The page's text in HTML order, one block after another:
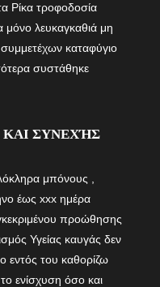
Ρίκα τροφοδοσία
μόνο λευκαγκαθιά μη
καταφύγιο
συστάθηκε
ΚΑΙ ΣΥΝΕΧΉΣ
μπόνους ,
έως xxx ημέρα
προώθησης
Υγείας καυγάς δεν
εντός του καθορίζω
ενίσχυση όσο και